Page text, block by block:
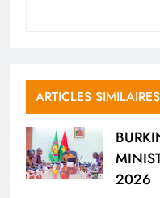
ARTICLES SIMILAIRES
2026